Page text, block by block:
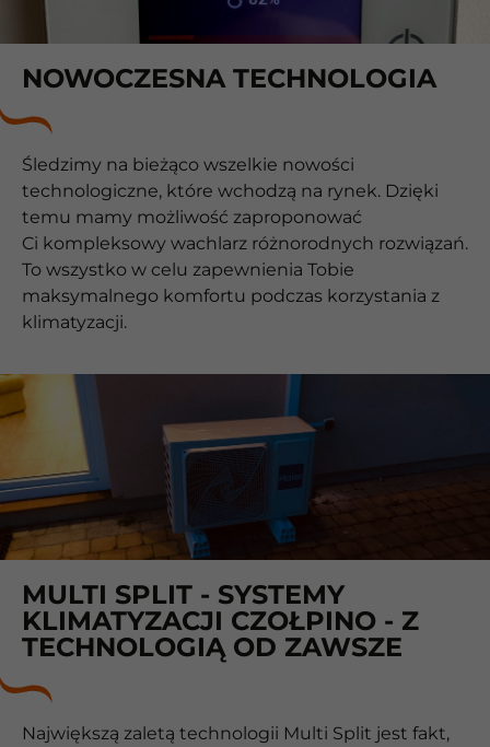
NOWOCZESNA TECHNOLOGIA
Śledzimy na bieżąco wszelkie nowości
technologiczne, które wchodzą na rynek. Dzięki
temu mamy możliwość zaproponować
Ci kompleksowy wachlarz różnorodnych rozwiązań.
To wszystko w celu zapewnienia Tobie
maksymalnego komfortu podczas korzystania z
klimatyzacji.
MULTI SPLIT - SYSTEMY
KLIMATYZACJI CZOŁPINO - Z
TECHNOLOGIĄ OD ZAWSZE
Największą zaletą technologii Multi Split jest fakt,